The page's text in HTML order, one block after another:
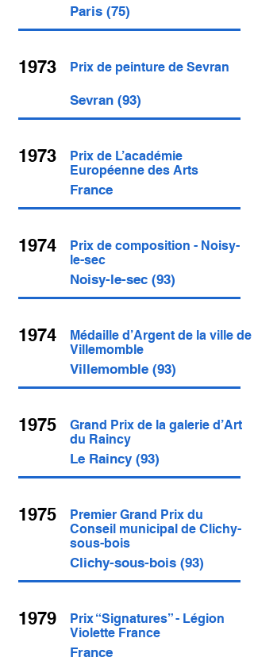
Paris (75)
1973 Prix de peinture de Sevran
Sevran (93)
1973
Prix de L’académie
Européenne des Arts
France
1974
Prix de composition - Noisy-
le-sec
Noisy-le-sec (93)
1974
Médaille d’Argent de la ville de
Villemomble
Villemomble (93)
1975
Grand Prix de la galerie d’Art
du Raincy
Le Raincy (93)
1975
Premier Grand Prix du
Conseil municipal de Clichy-
sous-bois
Clichy-sous-bois (93)
1979
Prix “Signatures” - Légion
Violette France
France